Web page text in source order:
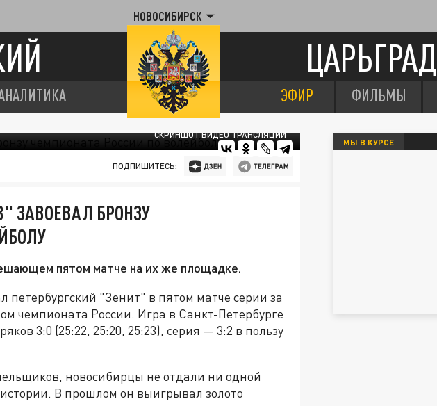
НОВОСИБИРСК
ЦАРЬГРАД
ЭФИР ФИЛЬМЫ
СКРИНШОТ ВИДЕО ТРАНСЛЯЦИИ
ПОДПИШИТЕСЬ:
ЗАВОЕВАЛ БРОНЗУ
пятом матче на их же площадке.
"Зенит" в пятом матче серии за
чемпионата России. Игра в Санкт-Петербурге
3:0 (25:22, 25:20, 25:23), серия — 3:2 в пользу
новосибирцы не отдали ни одной
В прошлом он выигрывал золото
МЫ В КУРСЕ